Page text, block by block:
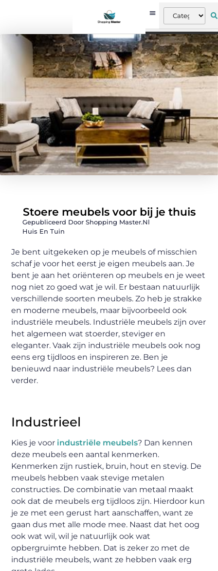
Stoere meubels voor bij je thuis
Gepubliceerd Door Shopping Master.nl
Huis En Tuin
Je bent uitgekeken op je meubels of misschien
schaf je voor het eerst je eigen meubels aan. Je
bent je aan het oriënteren op meubels en je weet
nog niet zo goed wat je wil. Er bestaan natuurlijk
verschillende soorten meubels. Zo heb je strakke
en moderne meubels, maar bijvoorbeeld ook
industriële meubels. Industriële meubels zijn over
het algemeen wat stoerder, steviger en
eleganter. Vaak zijn industriële meubels ook nog
eens erg tijdloos en inspireren ze. Ben je
benieuwd naar industriële meubels? Lees dan
verder.
Industrieel
Kies je voor industriële meubels? Dan kennen
deze meubels een aantal kenmerken.
Kenmerken zijn rustiek, bruin, hout en stevig. De
meubels hebben vaak stevige metalen
constructies. De combinatie van metaal maakt
ook dat de meubels erg tijdloos zijn. Hierdoor kun
je ze met een gerust hart aanschaffen, want ze
gaan dus met alle mode mee. Naast dat het oog
ook wat wil, wil je natuurlijk ook wat
opbergruimte hebben. Dat is zeker zo met de
industriële meubels, want ze hebben vaak erg